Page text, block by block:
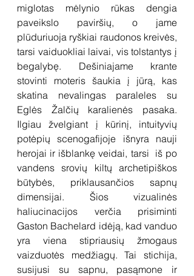
miglotas mėlynio rūkas dengia
paveikslo paviršių, o jame
plūduriuoja ryškiai raudonos kreivės,
tarsi vaiduokliai laivai, vis tolstantys į
begalybę. Dešiniajame krante
stovinti moteris šaukia į jūrą, kas
skatina nevalingas paraleles su
Eglės Žalčių karalienės pasaka.
Ilgiau žvelgiant į kūrinį, intuityvių
potėpių scenogafijoje išnyra nauji
herojai ir išblankę veidai, tarsi  iš po
vandens srovių kiltų archetipiškos
būtybės, priklausančios sapnų
dimensijai. Šios vizualinės
haliucinacijos verčia prisiminti
Gaston Bachelard idėją, kad vanduo
yra viena stipriausių žmogaus
vaizduotės medžiagų. Tai stichija,
susijusi su sapnu, pasąmone ir